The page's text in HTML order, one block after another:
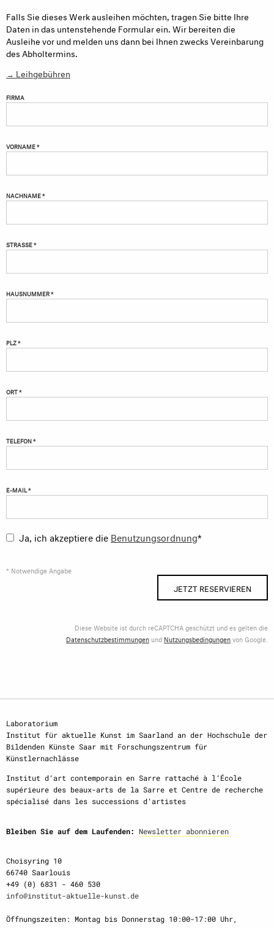
Falls Sie dieses Werk ausleihen möchten, tragen Sie bitte Ihre
Daten in das untenstehende Formular ein. Wir bereiten die
Ausleihe vor und melden uns dann bei Ihnen zwecks Vereinbarung
des Abholtermins.
→ Leihgebühren
FIRMA
VORNAME *
NACHNAME *
STRASSE *
HAUSNUMMER *
PLZ *
ORT *
TELEFON *
E-MAIL *
Ja, ich akzeptiere die Benutzungsordnung*
* Notwendige Angabe
JETZT RESERVIEREN
Diese Website ist durch reCAPTCHA geschützt und es gelten die
Datenschutzbestimmungen und Nutzungsbedingungenvon Google.
Laboratorium
Institut für aktuelle Kunst im Saarland an der Hochschule der
Bildenden Künste Saar mit Forschungszentrum für
Künstlernachlässe
Institut d‘art contemporain en Sarre rattaché à l‘École
supérieure des beaux-arts de la Sarre et Centre de recherche
spécialisé dans les successions d‘artistes
Bleiben Sie auf dem Laufenden: Newsletter abonnieren
Choisyring 10
66740 Saarlouis
+49 (0) 6831 - 460 530
info@institut-aktuelle-kunst.de
Öffnungszeiten: Montag bis Donnerstag 10:00-17:00 Uhr,